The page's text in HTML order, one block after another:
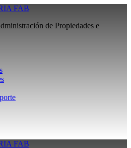
de Propiedades e